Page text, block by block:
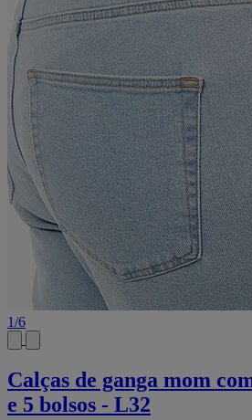
1/6
Calças de ganga mom
e 5 bolsos - L32